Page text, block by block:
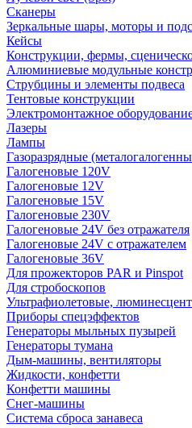
Сканеры
Зеркальные шары, моторы и
Кейсы
Конструкции, фермы,
Алюминиевые модульные
Струбцины и элементы подвеса
Тентовые конструкции
Электромонтажное
Лазеры
Лампы
Газоразрядные
Галогеновые 120V
Галогеновые 12V
Галогеновые 15V
Галогеновые 230V
Галогеновые 24V без отражателя
Галогеновые 24V с отражателем
Галогеновые 36V
Для прожекторов PAR и Pinspot
Для стробоскопов
Ультрафиолетовые,
Приборы спецэффектов
Генераторы мыльных пузырей
Генераторы тумана
Дым-машины, вентиляторы
Жидкости, конфетти
Конфетти машины
Снег-машины
Система сброса занавеса